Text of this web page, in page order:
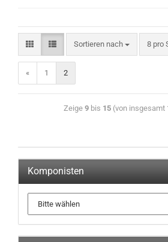
Sortieren nach 8 pro
« 1 2
Zeige 9bis 15(von insgesamt
Komponisten